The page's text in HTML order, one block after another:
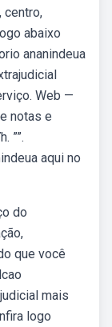
centro,
abaixo
ananindeua
Web —
notas e
””.
aqui no
do
que você
mais
logo